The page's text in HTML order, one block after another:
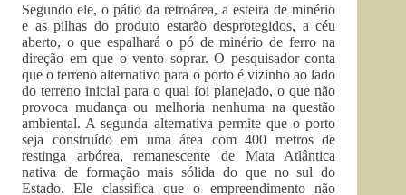
Segundo ele, o pátio da retroárea, a esteira de minério
e as pilhas do produto estarão desprotegidos, a céu
aberto, o que espalhará o pó de minério de ferro na
direção em que o vento soprar. O pesquisador conta
que o terreno alternativo para o porto é vizinho ao lado
do terreno inicial para o qual foi planejado, o que não
provoca mudança ou melhoria nenhuma na questão
ambiental. A segunda alternativa permite que o porto
seja construído em uma área com 400 metros de
restinga arbórea, remanescente de Mata Atlântica
nativa de formação mais sólida do que no sul do
Estado. Ele classifica que o empreendimento não